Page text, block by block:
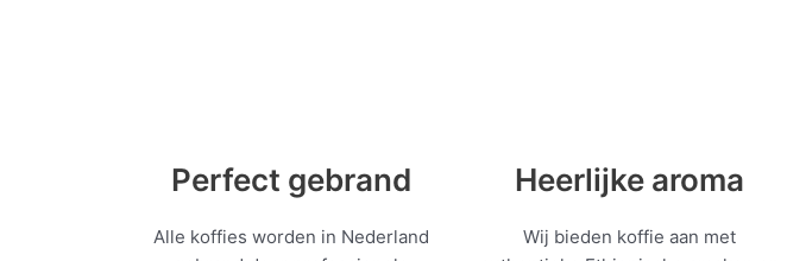
Perfect gebrand
Alle koffies worden in Nederland
Heerlijke aroma
Wij bieden koffie aan met